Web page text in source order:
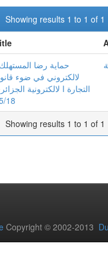
Showing results 1 to 1 of 1
حماية رضا
لالكتروني في ضوء
التجارة ا لالكترونية
18
Showing results 1 to 1 of 1
Copyright © 2002-2013